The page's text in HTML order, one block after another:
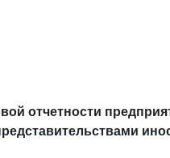
отчетности